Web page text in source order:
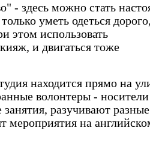
- здесь можно стать
уметь одеться
этом использовать
и двигаться тоже
находится прямо на
волонтеры -
разучивают
мероприятия на